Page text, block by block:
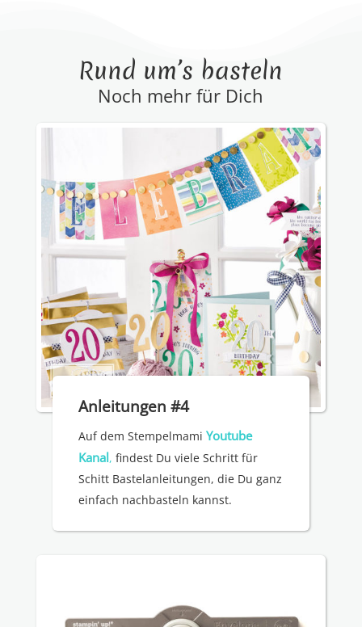
Rund um’s basteln
Noch mehr für Dich
Anleitungen #4
Auf dem StempelmamiYoutube
Kanal, findest Du viele Schritt für
Schitt Bastelanleitungen, die Du ganz
einfach nachbasteln kannst.